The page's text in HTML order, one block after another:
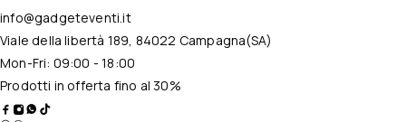
info@gadgeteventi.it
Viale della libertà 189, 84022 Campagna(SA)
Mon-Fri: 09:00 - 18:00
Prodotti in offerta fino al 30%